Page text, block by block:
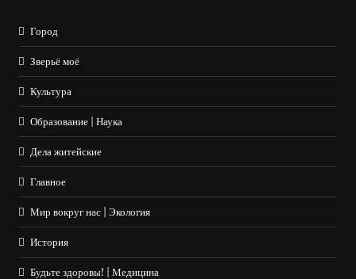
Город
Зверьё моё
Культура
Образование | Наука
Дела житейские
Главное
Мир вокруг нас | Экология
История
Будьте здоровы! | Медицина